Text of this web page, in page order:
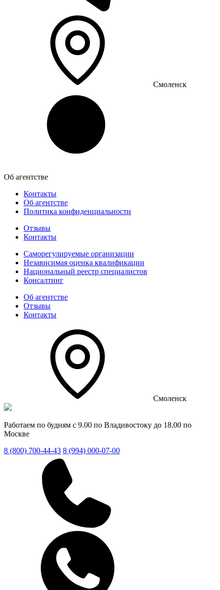
Смоленск
Об агентстве
Контакты
Об агентстве
Политика конфиденциальности
Отзывы
Контакты
Саморегулируемые организации
Независимая оценка квалификации
Национальный реестр специалистов
Консалтинг
Об агентстве
Отзывы
Контакты
Смоленск
Работаем по будням с 9.00 по Владивостоку до 18.00 по
Москве
8 (800) 700-44-43 8 (994) 000-07-00